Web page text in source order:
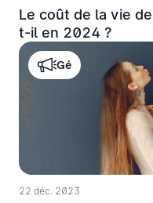
Le coût de la vie
t-il en 2024 ?
Gé
22 déc. 2023